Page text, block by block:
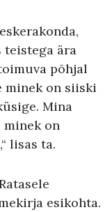
ära
põhjal
minek on siiski
Mina
minek on
lisas ta.
esikohta.